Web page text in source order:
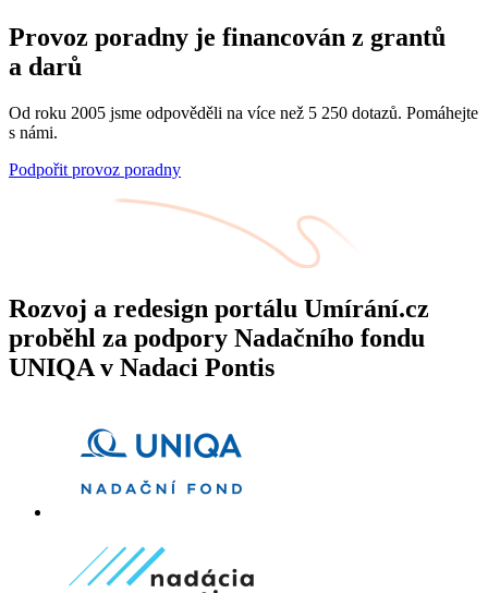
Provoz poradny je financován z grantů
a darů
Od roku 2005 jsme odpověděli na více než 5 250 dotazů. Pomáhejte
s námi.
Podpořit provoz poradny
Rozvoj a redesign portálu Umírání.cz
proběhl za podpory Nadačního fondu
UNIQA v Nadaci Pontis